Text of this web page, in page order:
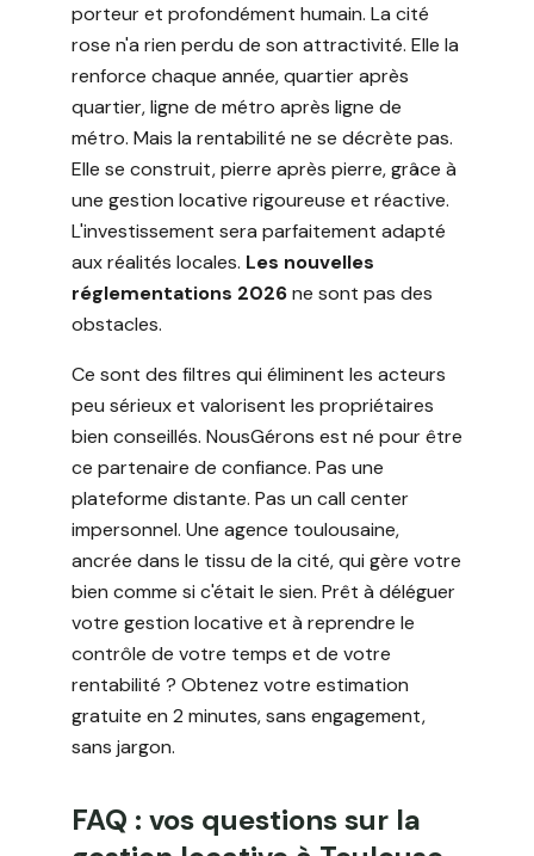
porteur et profondément humain. La cité
rose n'a rien perdu de son attractivité. Elle la
renforce chaque année, quartier après
quartier, ligne de métro après ligne de
métro. Mais la rentabilité ne se décrète pas.
Elle se construit, pierre après pierre, grâce à
une gestion locative rigoureuse et réactive.
L'investissement sera parfaitement adapté
aux réalités locales. Les nouvelles
réglementations 2026ne sont pas des
obstacles.
Ce sont des filtres qui éliminent les acteurs
peu sérieux et valorisent les propriétaires
bien conseillés. NousGérons est né pour être
ce partenaire de confiance. Pas une
plateforme distante. Pas un call center
impersonnel. Une agence toulousaine,
ancrée dans le tissu de la cité, qui gère votre
bien comme si c'était le sien. Prêt à déléguer
votre gestion locative et à reprendre le
contrôle de votre temps et de votre
rentabilité ? Obtenez votre estimation
gratuite en 2 minutes, sans engagement,
sans jargon.
FAQ : vos questions sur la